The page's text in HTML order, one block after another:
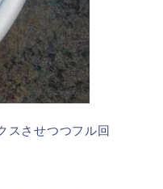
スさせつつフル回